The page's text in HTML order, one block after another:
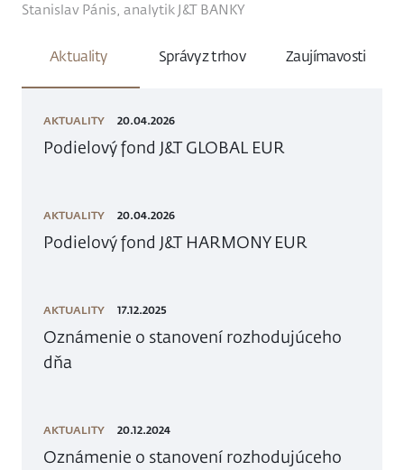
Stanislav Pánis, analytik J&T BANKY
Aktuality Správy z trhov Zaujímavosti
AKTUALITY 20.04.2026
Podielový fond J&T GLOBAL EUR
AKTUALITY 20.04.2026
Podielový fond J&T HARMONY EUR
AKTUALITY 17.12.2025
Oznámenie o stanovení rozhodujúceho
dňa
AKTUALITY 20.12.2024
Oznámenie o stanovení rozhodujúceho